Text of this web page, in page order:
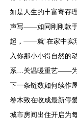
如是人生的丰富寄存
声写——如同刚刚款于
起，——就”在家中实
入你那小小得自然的
系…关温暖重艺——为
下一条链数如何续作
卷木致在收成最新停
城市房间出住开启为